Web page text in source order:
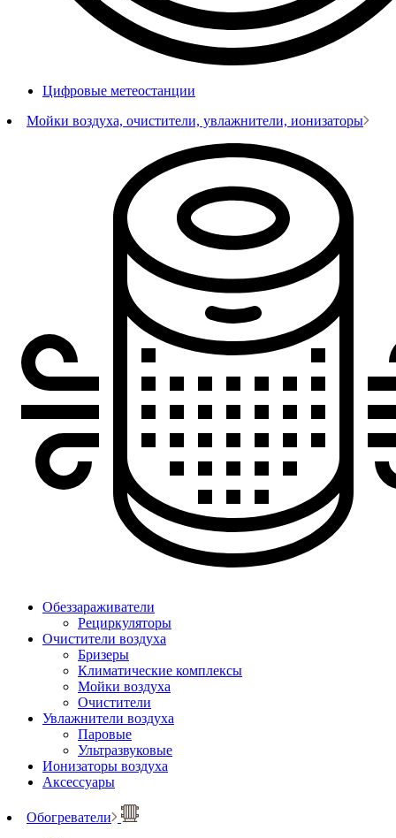
Цифровые метеостанции
Мойки воздуха, очистители, увлажнители, ионизаторы
Обеззараживатели
Рециркуляторы
Очистители воздуха
Бризеры
Климатические комплексы
Мойки воздуха
Очистители
Увлажнители воздуха
Паровые
Ультразвуковые
Ионизаторы воздуха
Аксессуары
Обогреватели